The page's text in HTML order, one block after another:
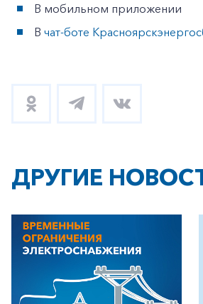
В мобильном приложении
В чат-боте
ДРУГИЕ